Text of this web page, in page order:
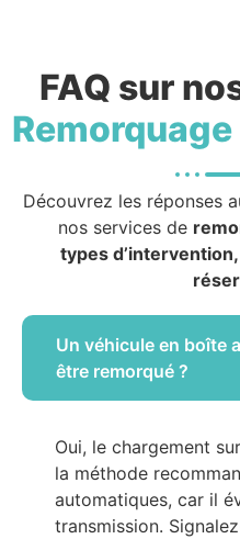
FAQ sur
Remorquage
Découvrez les réponses
nos services de
types
Un véhicule en boîte
être remorqué ?
Oui, le chargement
la méthode
automatiques, car il
transmission.